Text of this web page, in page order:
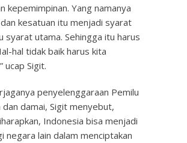
kepemimpinan. Yang namanya
kesatuan itu menjadi syarat
syarat utama. Sehingga itu harus
hal tidak baik harus kita
ucap Sigit.
penyelenggaraan Pemilu
dan damai, Sigit menyebut,
Indonesia bisa menjadi
negara lain dalam menciptakan